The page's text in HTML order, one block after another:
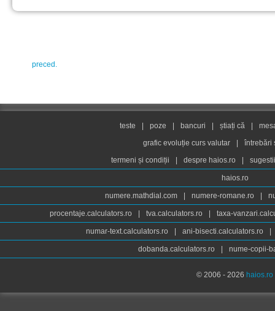
preced.
teste poze bancuri știați că
grafic evoluție curs valutar
întrebări
termeni și condiții
despre haios.ro
haios.ro
numere.mathdial.com numere-romane.ro
procentaje.calculators.ro tva.calculators.ro taxa-
numar-text.calculators.ro ani-bisecti.calculators.ro
dobanda.calculators.ro nume-copii-
© 2006 - 2026 haios.ro